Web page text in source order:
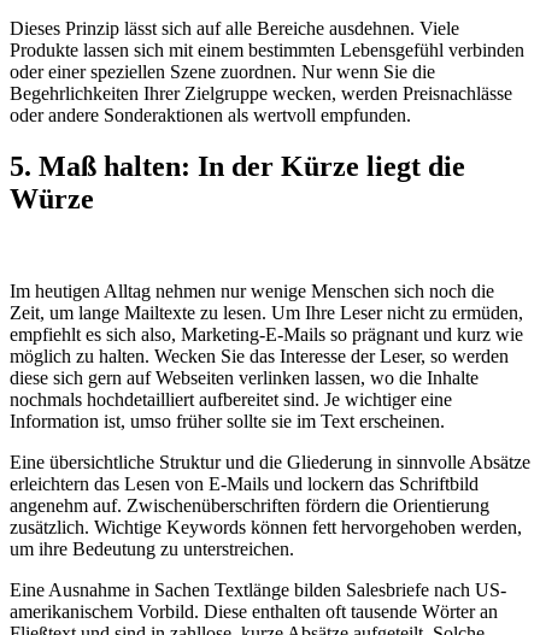
Dieses Prinzip lässt sich auf alle Bereiche ausdehnen. Viele
Produkte lassen sich mit einem bestimmten Lebensgefühl verbinden
oder einer speziellen Szene zuordnen. Nur wenn Sie die
Begehrlichkeiten Ihrer Zielgruppe wecken, werden Preisnachlässe
oder andere Sonderaktionen als wertvoll empfunden.
5. Maß halten: In der Kürze liegt die
Würze
Im heutigen Alltag nehmen nur wenige Menschen sich noch die
Zeit, um lange Mailtexte zu lesen. Um Ihre Leser nicht zu ermüden,
empfiehlt es sich also, Marketing-E-Mails so prägnant und kurz wie
möglich zu halten. Wecken Sie das Interesse der Leser, so werden
diese sich gern auf Webseiten verlinken lassen, wo die Inhalte
nochmals hochdetailliert aufbereitet sind. Je wichtiger eine
Information ist, umso früher sollte sie im Text erscheinen.
Eine übersichtliche Struktur und die Gliederung in sinnvolle Absätze
erleichtern das Lesen von E-Mails und lockern das Schriftbild
angenehm auf. Zwischenüberschriften fördern die Orientierung
zusätzlich. Wichtige Keywords können fett hervorgehoben werden,
um ihre Bedeutung zu unterstreichen.
Eine Ausnahme in Sachen Textlänge bilden Salesbriefe nach US-
amerikanischem Vorbild. Diese enthalten oft tausende Wörter an